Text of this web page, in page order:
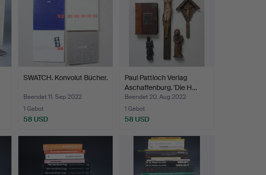
SWATCH. Konvolut Bücher.
Beendet 11. Sep 2022
1 Gebot
58 USD
Paul Pattloch Verlag
Aschaffenburg. 'Die H…
Beendet 20. Aug 2022
1 Gebot
58 USD